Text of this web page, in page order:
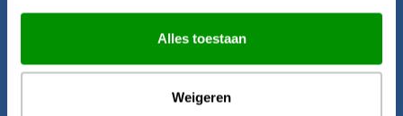
Alles toestaan
Weigeren
Krijgt u al zin om op reis te gaan? Onze
reisadviseurs helpen u graag bij het